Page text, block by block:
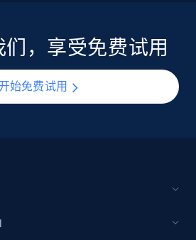
，享受免费试用
始免费试用